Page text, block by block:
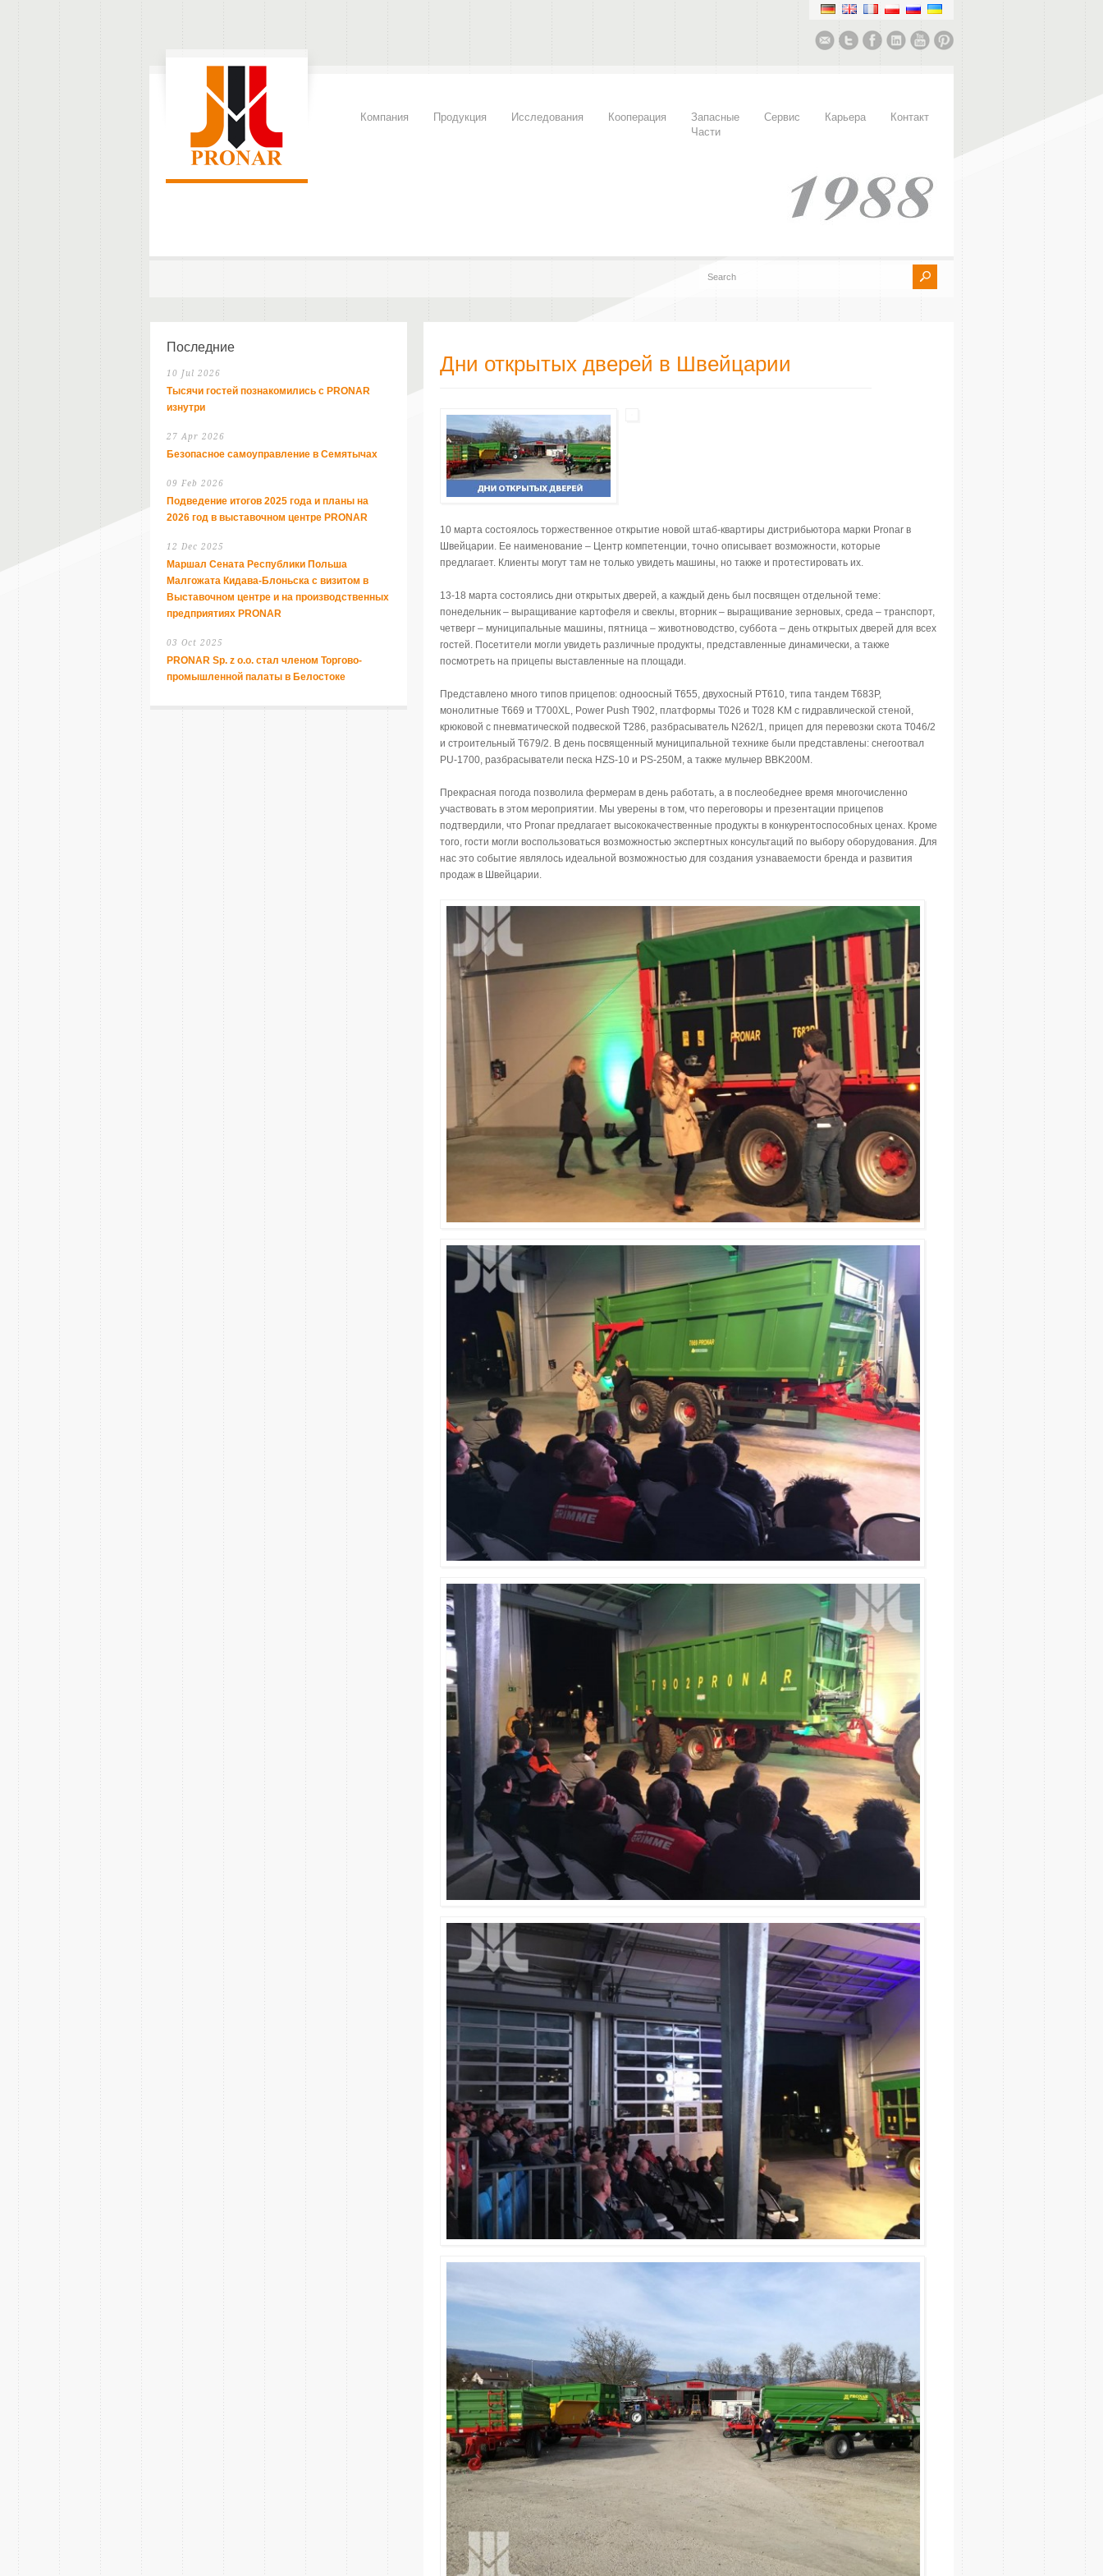
Компания Продукция Исследования Кооперация
Запасные
Части
Сервис Карьера Контакт
Дни открытых дверей в Швейцарии
10 марта состоялось торжественное открытие новой штаб-квартиры дистрибьютора марки Pronar в
Швейцарии. Ее наименование – Центр компетенции, точно опиcывает возможности, которыe
предлагает. Клиенты могут там не только увидеть машины, но также и протестировать их.
13-18 марта состоялись дни открытых дверей, а каждый день был посвящен отдельной теме:
понедельник – выращивание картофеля и свеклы, вторник – выращивание зерновых, среда – транспорт,
четверг – муниципальные машины, пятница – животноводство, суббота – день открытых дверей для всех
гостей. Посетители могли увидеть различные продукты, представленные динамически, а также
посмотреть на прицепы выставленные на площади.
Представлено много типов прицепов: одноосный T655, двухосный PT610, типа тандем T683P,
монолитные T669 и T700XL, Power Push T902, платформы T026 и T028 KM с гидравлической стеной,
крюковoй с пневматической подвеской T286, разбрасыватель N262/1, прицеп для перевозки скота T046/2
и строительный T679/2. В день посвященный муниципальной технике были представлены: снегоотвал
PU-1700, разбрасыватели песка HZS-10 и PS-250M, а также мульчер BBK200M.
Прекрасная погода позволила фермерам в день работать, а в послеобеднее время многочисленно
участвовать в этом мероприятии. Мы уверены в том, что переговоры и презентации прицепов
подтвердили, что Pronar предлагает высококачественные продукты в конкурентоспособных ценах. Кроме
того, гости могли воспользоваться возможностью экспертных консультаций по выбору оборудования. Для
нас это событие являлось идеальной возможностью для создания узнаваемости бренда и развития
продаж в Швейцарии.
Последние
10 Jul 2026
Тысячи гостей познакомились с PRONAR
изнутри
27 Apr 2026
Безопасное самоуправление в Семятычах
09 Feb 2026
Подведение итогов 2025 года и планы на
2026 год в выставочном центре PRONAR
12 Dec 2025
Маршал Сената Республики Польша
Малгожата Кидава-Блоньска с визитом в
Выставочном центре и на производственных
предприятиях PRONAR
03 Oct 2025
PRONAR Sp. z o.o. стал членом Торгово-
промышленной палаты в Белостоке